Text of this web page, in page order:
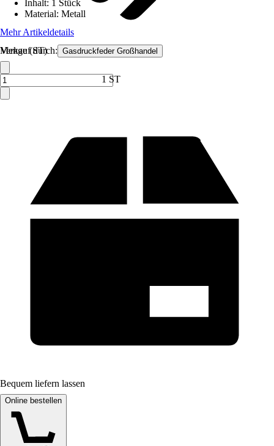
Verkauf durch: Gasdruckfeder Großhandel
Inhalt: 1 Stück
Material: Metall
Mehr Artikeldetails
Menge (ST)
1 ST
Bequem liefern lassen
Online bestellen